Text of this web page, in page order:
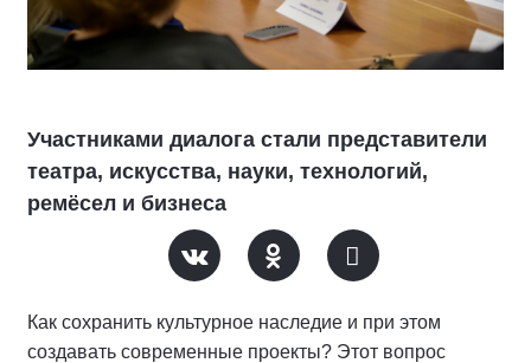
Участниками диалога стали представители
театра, искусства, науки, технологий,
ремёсел и бизнеса
Как сохранить культурное наследие и при этом
создавать современные проекты? Этот вопрос